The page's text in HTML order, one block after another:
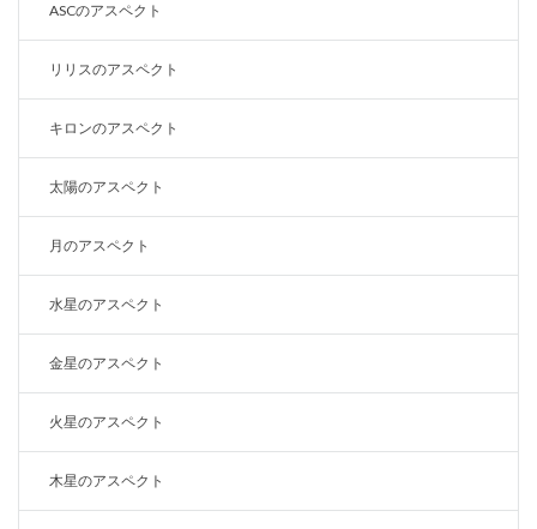
ASCのアスペクト
リリスのアスペクト
キロンのアスペクト
太陽のアスペクト
月のアスペクト
水星のアスペクト
金星のアスペクト
火星のアスペクト
木星のアスペクト